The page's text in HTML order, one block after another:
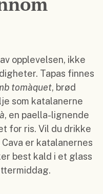
opplevelsen, ikke
Tapas finnes
tomàquet, brød
som katalanerne
, en paella-lignende
for ris. Vil du drikke
er katalanernes
best kald i et glass